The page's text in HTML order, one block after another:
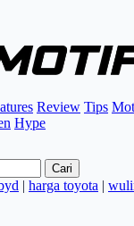
Review Tips
Hype
Cari
| harga toyota |